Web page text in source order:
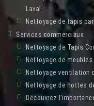
Laval
Nettoyage de tapis
Services commerciaux
Nettoyage de Tapis
Nettoyage de
Nettoyage ventilation
Nettoyage de hottes
Découvrez